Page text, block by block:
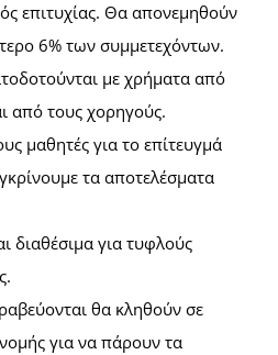
επιτυχίας. Θα απονεμηθούν
6% των συμμετεχόντων.
με χρήματα από
από τους χορηγούς.
μαθητές για το επίτευγμά
τα αποτελέσματα
διαθέσιμα για τυφλούς
θα κληθούν σε
για να πάρουν τα